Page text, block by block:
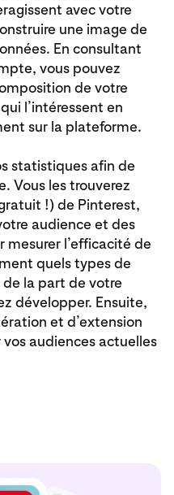
avec votre
une image de
En consultant
vous pouvez
de votre
l’intéressent en
sur la plateforme.
statistiques afin de
Vous les trouverez
!) de Pinterest,
audience et des
mesurer l’efficacité de
quels types de
la part de votre
développer. Ensuite,
et d’extension
audiences actuelles